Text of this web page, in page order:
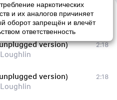
наркотических
и их аналогов причиняет
оборот запрещён и влечёт
ответственность
version)
version)
2:18
version)
2:18